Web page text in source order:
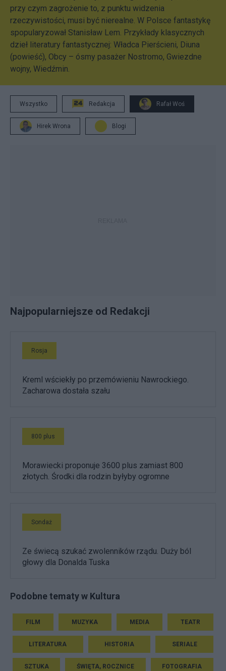
przy czym zagrożenie to, z punktu widzenia
rzeczywistości, musi być nierealne. W Polsce fantastykę
spopularyzował Stanisław Lem. Przykłady klasycznych
dzieł literatury fantastycznej: Władca Pierścieni, Diuna
(powieść), Obcy – ósmy pasażer Nostromo, Gwiezdne
wojny, Wiedźmin.
Wszystko Redakcja Rafał Woś
Hirek Wrona Blogi
Najpopularniejsze od Redakcji
Rosja
Kreml wściekły po przemówieniu Nawrockiego.
Zacharowa dostała szału
800 plus
Morawiecki proponuje 3600 plus zamiast 800
złotych. Środki dla rodzin byłyby ogromne
Sondaż
Ze świecą szukać zwolenników rządu. Duży ból
głowy dla Donalda Tuska
Podobne tematy w Kultura
FILM MUZYKA MEDIA TEATR
LITERATURA HISTORIA SERIALE
SZTUKA ŚWIĘTA, ROCZNICE FOTOGRAFIA